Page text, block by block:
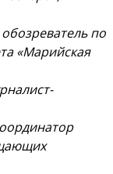
по
«Марийская